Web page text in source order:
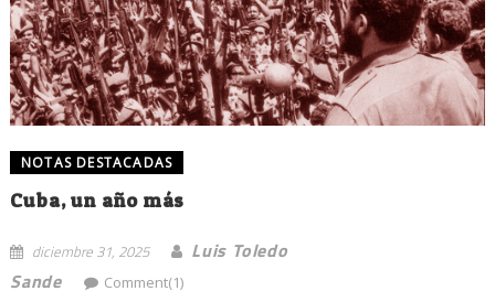
NOTAS DESTACADAS
Cuba, un año más
diciembre 31, 2025
Luis Toledo
Sande
Comment(1)